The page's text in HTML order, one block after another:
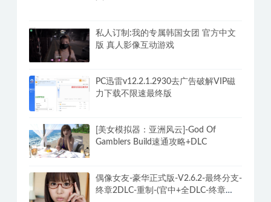
私人订制:我的专属韩国女团 官方中文
版 真人影像互动游戏
PC迅雷v12.2.1.2930去广告破解VIP磁
力下载不限速最终版
[美女模拟器：亚洲风云]-God Of
Gamblers Build速通攻略+DLC
偶像女友-豪华正式版-V2.6.2-最终分支-
终章2DLC-重制-(官中+全DLC-终章